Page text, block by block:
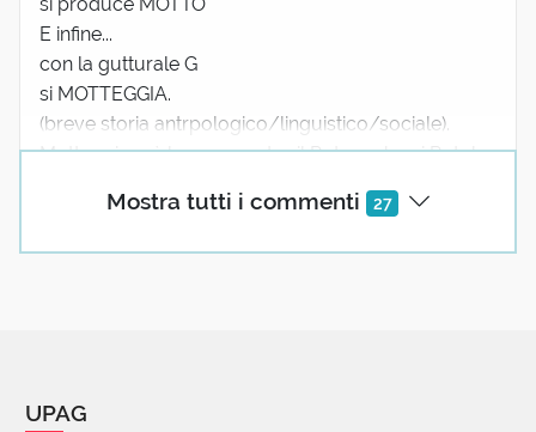
Mostra tutti i commenti 27
E infine...
con la gutturale G
si MOTTEGGIA.
(breve storia antrpologico/linguistico/sociale).
Motteggiare è la cura contro il Potere che ci Rotola
Auguri e buona PRIMA VERA (parola augurale
piangere fa male al re! (Dario Fo) ...e questa
UPAG